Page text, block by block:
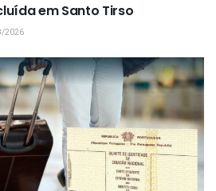
em Santo Tirso
2026